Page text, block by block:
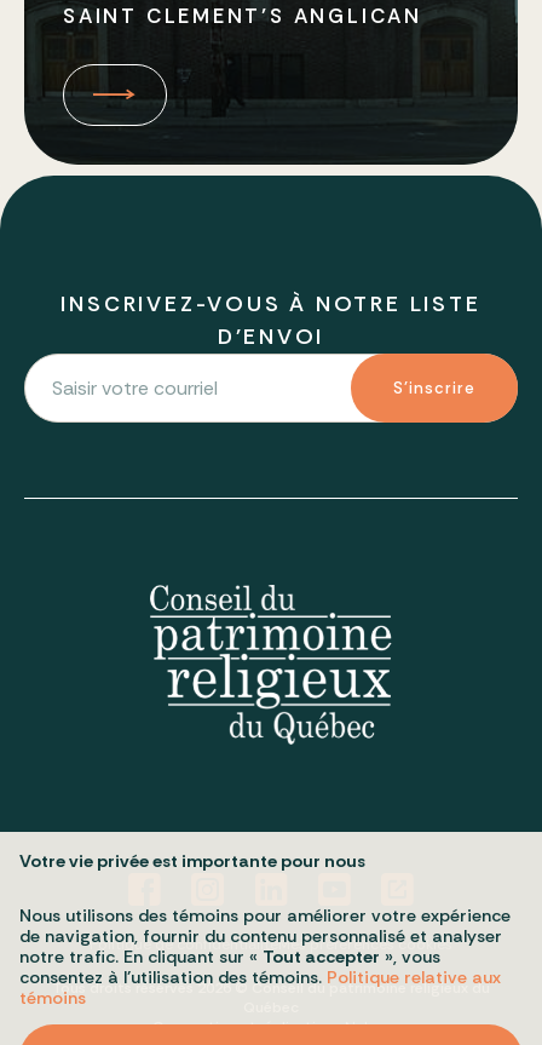
SAINT CLEMENT’S ANGLICAN
INSCRIVEZ-VOUS À NOTRE LISTE
D'ENVOI
S'inscrire
Politique de confidentialitéMes préférences cookies
Tous droits réservés 2026 © Conseil du patrimoine religieux du
Conception et réalisation :Nubee
Votre vie privée est importante pour nous
Nous utilisons des témoins pour améliorer votre expérience
de navigation, fournir du contenu personnalisé et analyser
notre trafic. En cliquant sur « Tout accepter », vous
consentez à l’utilisation des témoins. Politique relative aux
témoins